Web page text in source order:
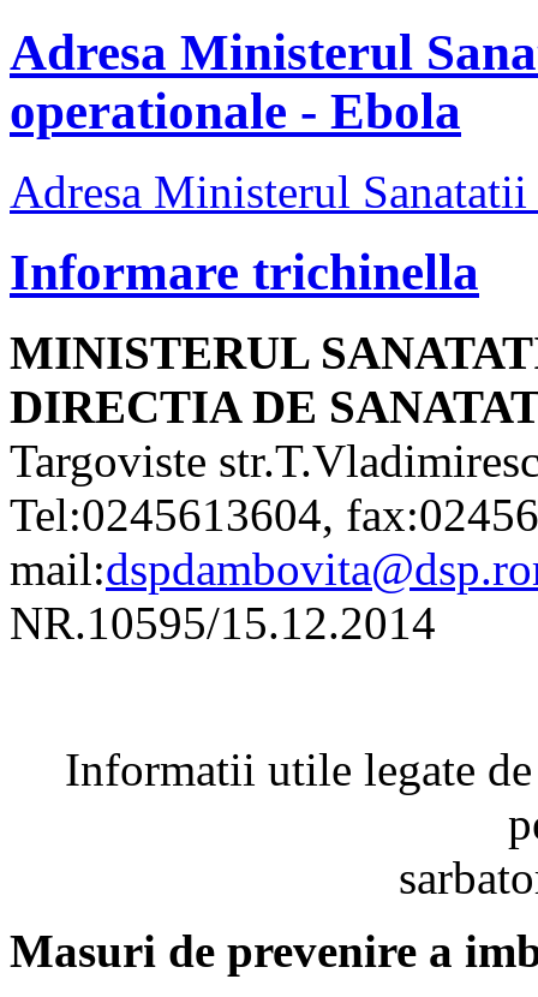
Adresa Ministerul
operationale - Ebola
Adresa Ministerul
Informare trichinella
MINISTERUL
DIRECTIA DE
Targoviste
Tel:0245613604,
mail:
NR.10595/15.12.2014
Informatii utile legate
Masuri de prevenire a